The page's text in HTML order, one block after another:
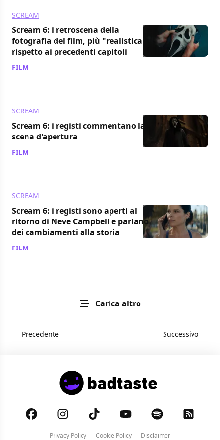
SCREAM
Scream 6: i retroscena della
fotografia del film, più "realistica"
rispetto ai precedenti capitoli
FILM
SCREAM
Scream 6: i registi commentano la
scena d'apertura
FILM
SCREAM
Scream 6: i registi sono aperti al
ritorno di Neve Campbell e parlano
dei cambiamenti alla storia
FILM
Carica altro
Precedente Successivo
Privacy Policy Cookie Policy Disclaimer